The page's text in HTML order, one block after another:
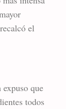
el
que
todos